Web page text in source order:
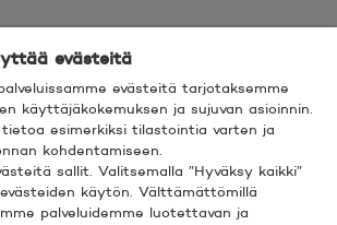
Hevosenkenkä 3, 02600
evästeitä
evästeitä tarjotaksemme
käyttäjäkokemuksen ja sujuvan asioinnin.
tietoa esimerkiksi tilastointia varten ja
kohdentamiseen.
sallit. Valitsemalla ”Hyväksy kaikki”
käytön. Välttämättömillä
palveluidemme luotettavan ja